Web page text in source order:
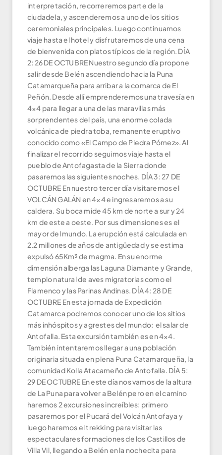
interpretación, recorreremos parte de la
ciudadela, y ascenderemos a uno de los sitios
ceremoniales principales. Luego continuamos
viaje hasta el hotel y disfrutaremos de una cena
de bienvenida con platos típicos de la región. DÍA
2: 26 DE OCTUBRE Nuestro segundo día propone
salir desde Belén ascendiendo hacia la Puna
Catamarqueña para arribar a la comarca de El
Peñón. Desde allí emprenderemos una travesía en
4×4 para llegar a una de las maravillas más
sorprendentes del país, una enorme colada
volcánica de piedra toba, remanente eruptivo
conocido como «El Campo de Piedra Pómez». Al
finalizar el recorrido seguimos viaje hasta el
pueblo de Antofagasta de la Sierra donde
pasaremos las siguientes noches. DÍA 3: 27 DE
OCTUBRE En nuestro tercer día visitaremos el
VOLCÁN GALÁN en 4×4 e ingresaremos a su
caldera. Su boca mide 45 km de norte a sur y 24
km de este a oeste. Por sus dimensiones es el
mayor del mundo. La erupción está calculada en
2.2 millones de años de antigüedad y se estima
expulsó 65Km³ de magma. En su enorme
dimensión alberga las Laguna Diamante y Grande,
templo natural de aves migratorias como el
Flamenco y las Parinas Andinas. DÍA 4: 28 DE
OCTUBRE En esta jornada de Expedición
Catamarca podremos conocer uno de los sitios
más inhóspitos y agrestes del mundo: el salar de
Antofalla. Esta excursión también es en 4×4.
También intentaremos llegar a una población
originaria situada en plena Puna Catamarqueña, la
comunidad Kolla Atacameño de Antofalla. DÍA 5:
29 DE OCTUBRE En este día nos vamos de la altura
de La Puna para volver a Belén pero en el camino
haremos 2 excursiones increíbles: primero
pasaremos por el Pucará del Volcán Antofaya y
luego haremos el trekking para visitar las
espectaculares formaciones de los Castillos de
Villa Vil, llegando a Belén en la nochecita para